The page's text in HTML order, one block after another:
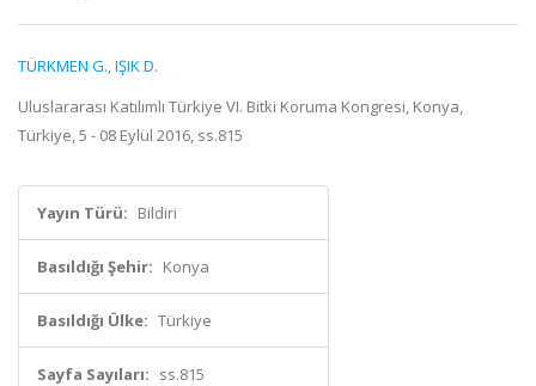
TÜRKMEN G.,IŞIK D.
Uluslararası Katılımlı Türkiye VI. Bitki Koruma Kongresi, Konya,
Türkiye, 5 - 08 Eylül 2016, ss.815
Yayın Türü: Bildiri
Basıldığı Şehir: Konya
Basıldığı Ülke: Türkiye
Sayfa Sayıları: ss.815